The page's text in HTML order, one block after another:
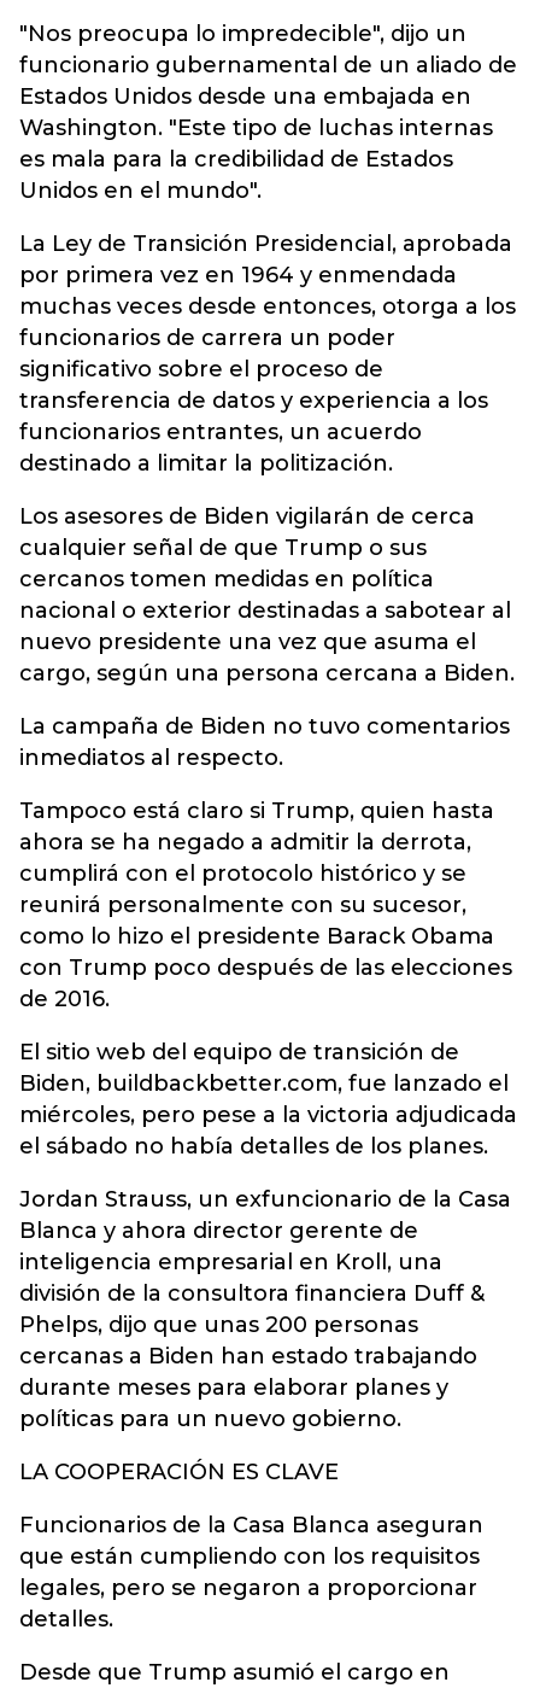
"Nos preocupa lo impredecible", dijo un
funcionario gubernamental de un aliado de
Estados Unidos desde una embajada en
Washington. "Este tipo de luchas internas
es mala para la credibilidad de Estados
Unidos en el mundo".
La Ley de Transición Presidencial, aprobada
por primera vez en 1964 y enmendada
muchas veces desde entonces, otorga a los
funcionarios de carrera un poder
significativo sobre el proceso de
transferencia de datos y experiencia a los
funcionarios entrantes, un acuerdo
destinado a limitar la politización.
Los asesores de Biden vigilarán de cerca
cualquier señal de que Trump o sus
cercanos tomen medidas en política
nacional o exterior destinadas a sabotear al
nuevo presidente una vez que asuma el
cargo, según una persona cercana a Biden.
La campaña de Biden no tuvo comentarios
inmediatos al respecto.
Tampoco está claro si Trump, quien hasta
ahora se ha negado a admitir la derrota,
cumplirá con el protocolo histórico y se
reunirá personalmente con su sucesor,
como lo hizo el presidente Barack Obama
con Trump poco después de las elecciones
de 2016.
El sitio web del equipo de transición de
Biden, buildbackbetter.com, fue lanzado el
miércoles, pero pese a la victoria adjudicada
el sábado no había detalles de los planes.
Jordan Strauss, un exfuncionario de la Casa
Blanca y ahora director gerente de
inteligencia empresarial en Kroll, una
división de la consultora financiera Duff &
Phelps, dijo que unas 200 personas
cercanas a Biden han estado trabajando
durante meses para elaborar planes y
políticas para un nuevo gobierno.
LA COOPERACIÓN ES CLAVE
Funcionarios de la Casa Blanca aseguran
que están cumpliendo con los requisitos
legales, pero se negaron a proporcionar
detalles.
Desde que Trump asumió el cargo en